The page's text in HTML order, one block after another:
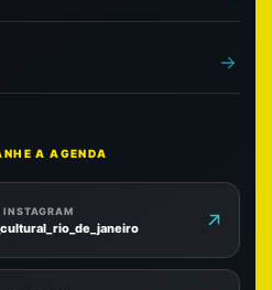
A AGENDA
INSTAGRAM